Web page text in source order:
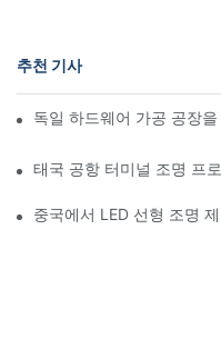
추천 기사
독일 하드웨어 가공 공장
태국 공항 터미널 조명 프
중국에서 LED 선형 조명